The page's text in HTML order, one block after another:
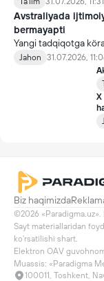
Avstraliyada
bermayapti
Yangi tadqiqotga
qöyilgan taqiqdan
Jahon
31.07.2026,
X
Biz haqimizda
©2026
Sayt materiallaridan
ko'rsatilishi shart.
Elektron OAV
Muassis: «Paradigma
100011, Toshkent,